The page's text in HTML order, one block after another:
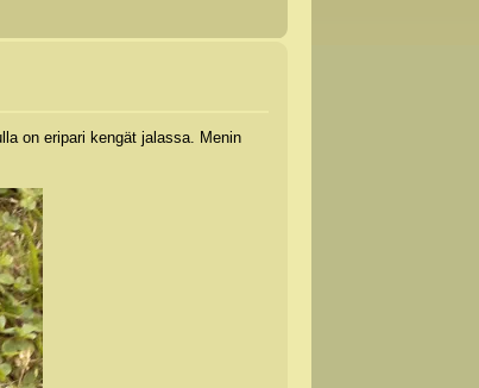
on eripari kengät jalassa. Menin